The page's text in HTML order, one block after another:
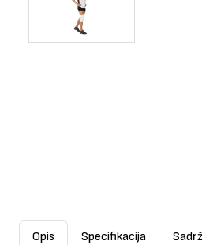
Opis Specifikacija